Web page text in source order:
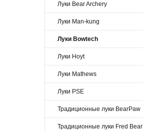
Луки Bear Archery
Луки Man-kung
Луки Bowtech
Луки Hoyt
Луки Mathews
Луки PSE
Традиционные луки BearPaw
Традиционные луки Fred Bear